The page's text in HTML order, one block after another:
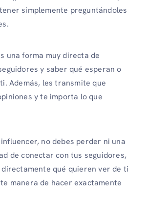
simplemente preguntándoles
una forma muy directa de
y saber qué esperan o
Además, les transmite que
y te importa lo que
no debes perder ni una
de conectar con tus seguidores,
qué quieren ver de ti
manera de hacer exactamente